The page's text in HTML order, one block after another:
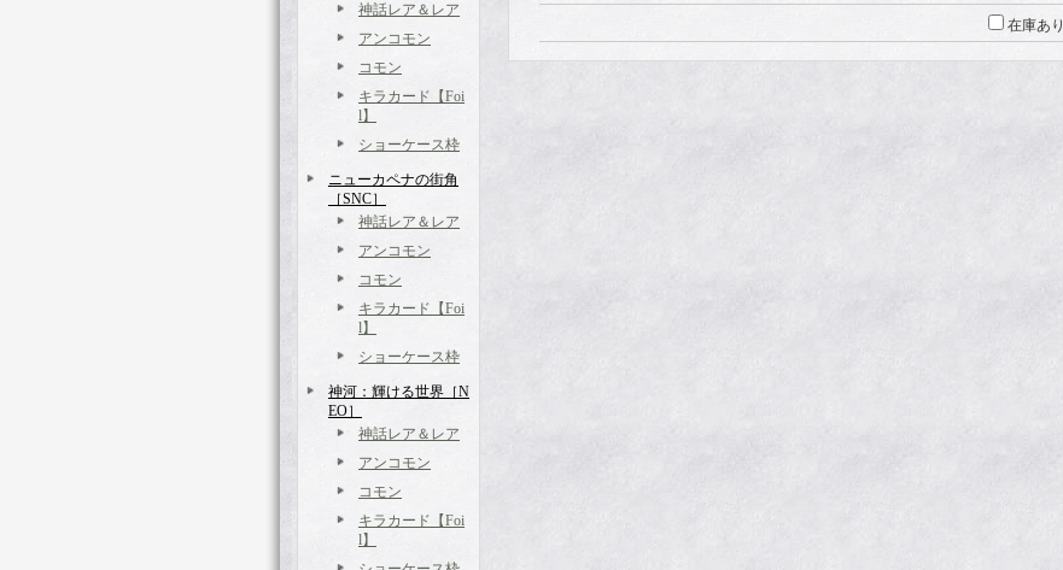
神話レア＆レア
アンコモン
コモン
キラカード【Foi
l】
ショーケース枠
ニューカペナの街角
［SNC］
神話レア＆レア
アンコモン
コモン
キラカード【Foi
l】
ショーケース枠
神河：輝ける世界［N
EO］
神話レア＆レア
アンコモン
コモン
キラカード【Foi
l】
在庫あり